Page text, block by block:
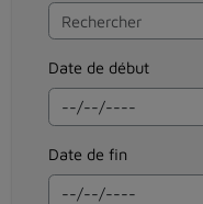
Date de début
Date de fin